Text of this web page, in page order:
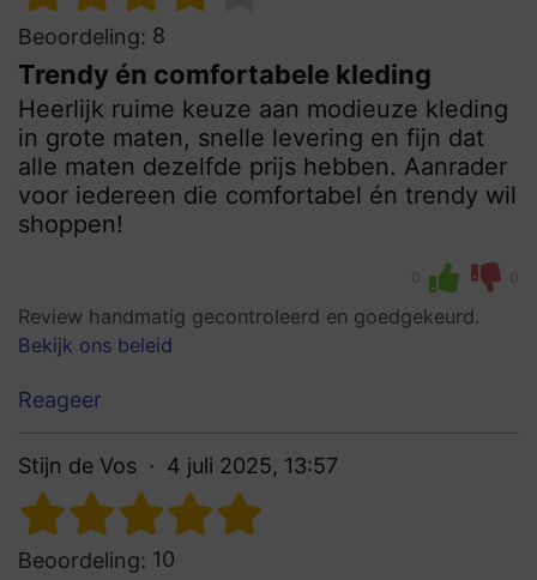
Beoordeling: 8
Trendy én comfortabele kleding
Heerlijk ruime keuze aan modieuze kleding
in grote maten, snelle levering en fijn dat
alle maten dezelfde prijs hebben. Aanrader
voor iedereen die comfortabel én trendy wil
shoppen!
0 0
Review handmatig gecontroleerd en goedgekeurd.
Bekijk ons beleid
Reageer
Stijn de Vos 4 juli 2025, 13:57
Beoordeling: 10